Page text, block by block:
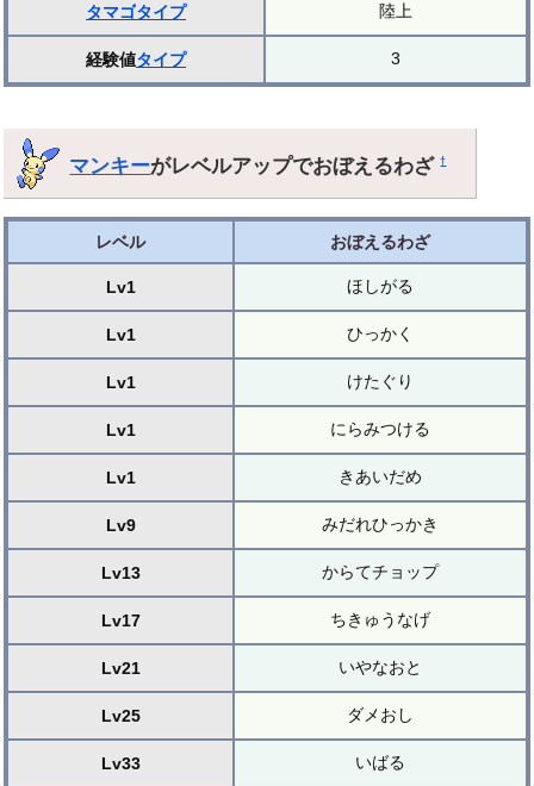
タマゴタイプ 陸上
経験値タイプ 3
マンキーがレベルアップでおぼえるわざ†
レベル おぼえるわざ
Lv1 ほしがる
Lv1 ひっかく
Lv1 けたぐり
Lv1 にらみつける
Lv1 きあいだめ
Lv9 みだれひっかき
Lv13 からてチョップ
Lv17 ちきゅうなげ
Lv21 いやなおと
Lv25 ダメおし
Lv33 いばる